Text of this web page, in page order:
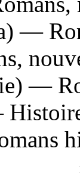
—
—